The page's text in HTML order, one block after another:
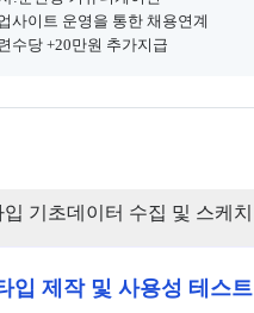
사이트 운영을 통한 채용연계
수당 +20만원 추가지급
리큘럼 정보를 안내한다.
기초데이터 수집 및 스케치
입 제작 및 사용성 테스트